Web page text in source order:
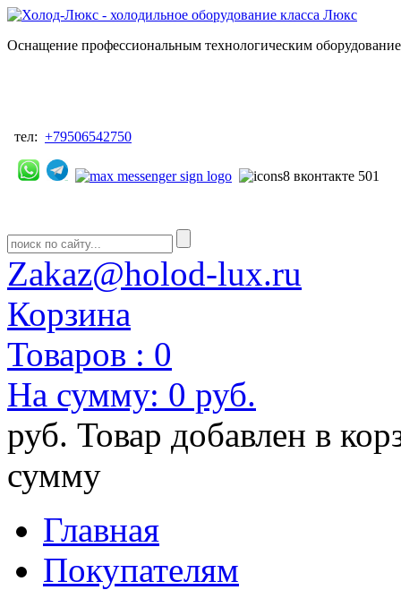
Оснащение профессиональным технологическим
тел: +79506542750
Zakaz@holod-lux.ru
Корзина
Товаров : 0
На сумму: 0 руб.
руб. Товар добавлен в
сумму
Главная
Покупателям